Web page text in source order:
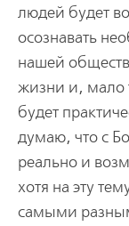
людей будет
осознавать
нашей
жизни и, мало
будет
думаю, что с
реально и
хотя на эту
самыми